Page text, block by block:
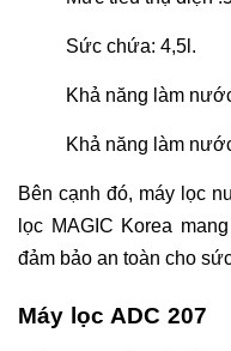
Sức chứa: 4,5l.
Khả năng làm
Khả năng làm
Bên cạnh đó, máy lọc
lọc MAGIC Korea
đảm bảo an toàn cho
Máy lọc ADC 207